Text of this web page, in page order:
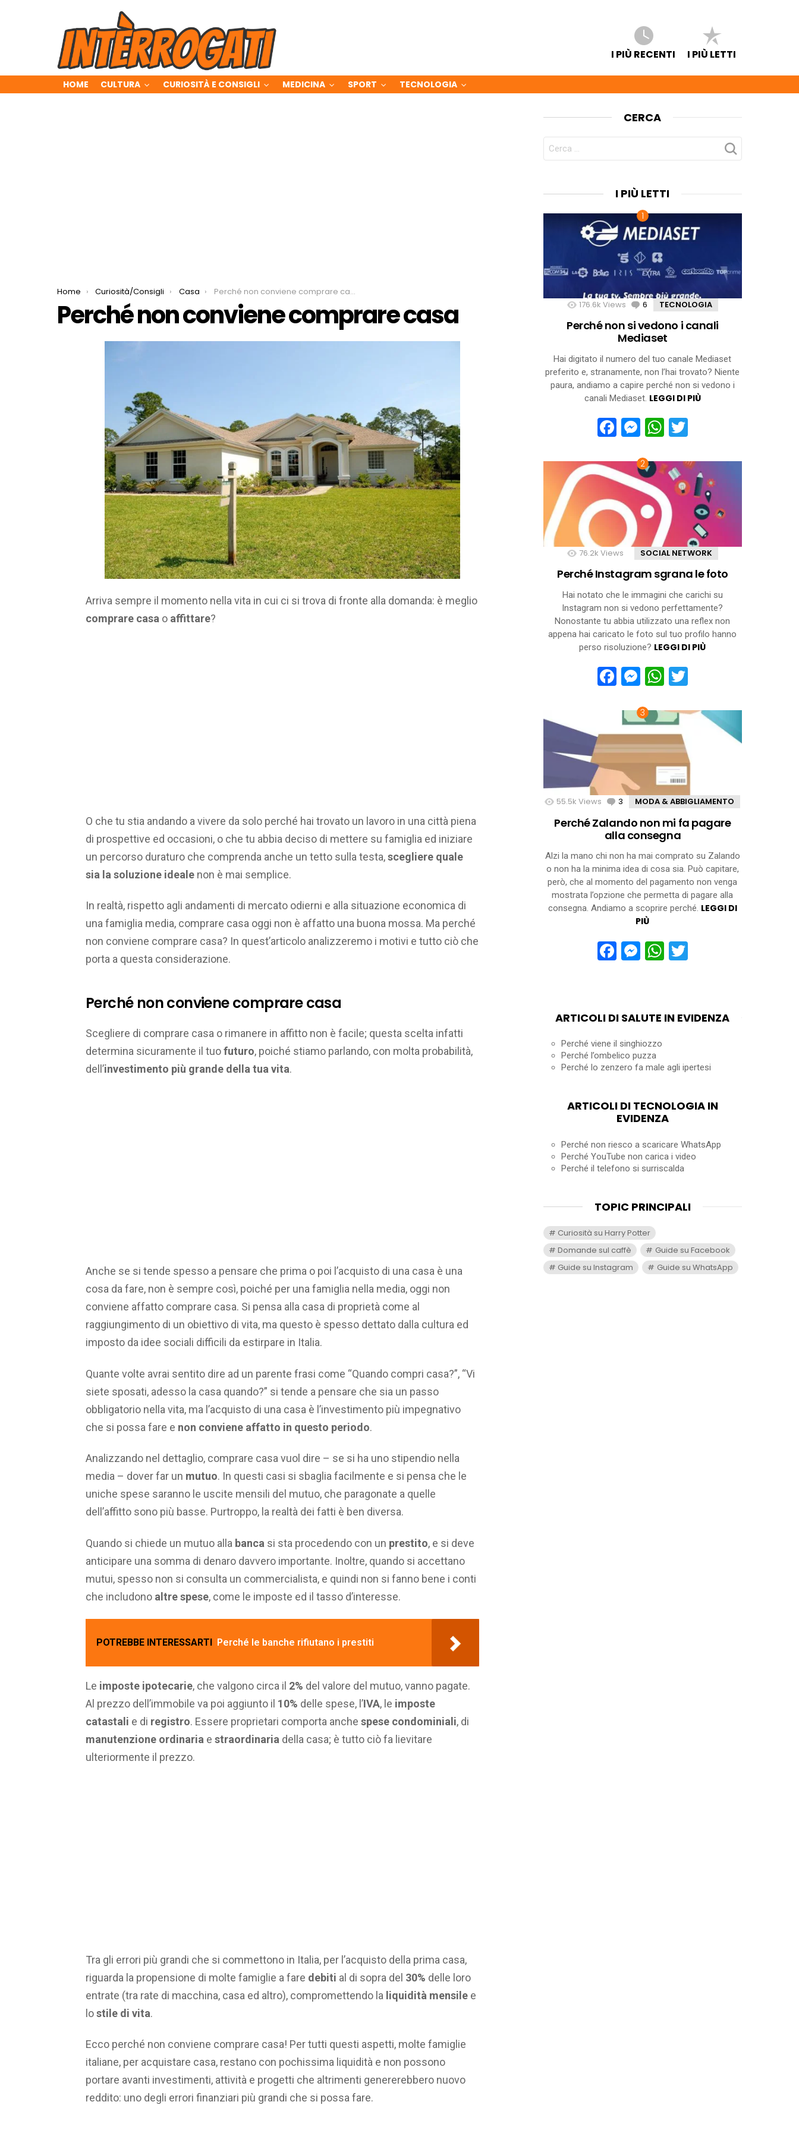
I PIÙ RECENTI I PIÙ LETTI
HOME CULTURA CURIOSITÀ E CONSIGLI MEDICINA SPORT TECNOLOGIA
You are here:
Home Curiosità/Consigli Casa Perché non conviene comprare casa
Perché non conviene comprare casa
Arriva sempre il momento nella vita in cui ci si trova di fronte alla domanda: è meglio
comprare casa o affittare?
O che tu stia andando a vivere da solo perché hai trovato un lavoro in una città piena
di prospettive ed occasioni, o che tu abbia deciso di mettere su famiglia ed iniziare
un percorso duraturo che comprenda anche un tetto sulla testa,scegliere quale
sia la soluzione ideale non è mai semplice.
In realtà, rispetto agli andamenti di mercato odierni e alla situazione economica di
una famiglia media, comprare casa oggi non è affatto una buona mossa. Ma perché
non conviene comprare casa? In quest’articolo analizzeremo i motivi e tutto ciò che
porta a questa considerazione.
Perché non conviene comprare casa
Scegliere di comprare casa o rimanere in affitto non è facile; questa scelta infatti
determina sicuramente il tuofuturo, poiché stiamo parlando, con molta probabilità,
dell’investimento più grande della tua vita.
Anche se si tende spesso a pensare che prima o poi l’acquisto di una casa è una
cosa da fare, non è sempre così, poiché per una famiglia nella media, oggi non
conviene affatto comprare casa. Si pensa alla casa di proprietà come al
raggiungimento di un obiettivo di vita, ma questo è spesso dettato dalla cultura ed
imposto da idee sociali difficili da estirpare in Italia.
Quante volte avrai sentito dire ad un parente frasi come “Quando compri casa?”, “Vi
siete sposati, adesso la casa quando?” si tende a pensare che sia un passo
obbligatorio nella vita, ma l’acquisto di una casa è l’investimento più impegnativo
che si possa fare e non conviene affatto in questo periodo.
Analizzando nel dettaglio, comprare casa vuol dire – se si ha uno stipendio nella
media – dover far un mutuo. In questi casi si sbaglia facilmente e si pensa che le
uniche spese saranno le uscite mensili del mutuo, che paragonate a quelle
dell’affitto sono più basse. Purtroppo, la realtà dei fatti è ben diversa.
Quando si chiede un mutuo alla banca si sta procedendo con un prestito, e si deve
anticipare una somma di denaro davvero importante. Inoltre, quando si accettano
mutui, spesso non si consulta un commercialista, e quindi non si fanno bene i conti
che includono altre spese, come le imposte ed il tasso d’interesse.
POTREBBE INTERESSARTI Perché le banche rifiutano i prestiti
Le imposte ipotecarie, che valgono circa il 2% del valore del mutuo, vanno pagate.
Al prezzo dell’immobile va poi aggiunto il 10% delle spese, l’IVA, le imposte
catastali e di registro. Essere proprietari comporta anche spese condominiali, di
manutenzione ordinaria e straordinaria della casa; è tutto ciò fa lievitare
ulteriormente il prezzo.
Tra gli errori più grandi che si commettono in Italia, per l’acquisto della prima casa,
riguarda la propensione di molte famiglie a fare debiti al di sopra del 30% delle loro
entrate (tra rate di macchina, casa ed altro), compromettendo la liquidità mensile e
lostile di vita.
Ecco perché non conviene comprare casa! Per tutti questi aspetti, molte famiglie
italiane, per acquistare casa, restano con pochissima liquidità e non possono
portare avanti investimenti, attività e progetti che altrimenti genererebbero nuovo
reddito: uno degli errori finanziari più grandi che si possa fare.
CERCA
CERCA
PER:
I PIÙ LETTI
176.6k Views 6 Comments
TECNOLOGIA
Perché non si vedono i canali
Mediaset
Hai digitato il numero del tuo canale Mediaset
preferito e, stranamente, non l’hai trovato? Niente
paura, andiamo a capire perché non si vedono i
canali Mediaset. LEGGI DI PIÙ
Facebook
Messenger
WhatsApp
76.2k Views SOCIAL NETWORK
Perché Instagram sgrana le foto
Hai notato che le immagini che carichi su
Instagram non si vedono perfettamente?
Nonostante tu abbia utilizzato una reflex non
appena hai caricato le foto sul tuo profilo hanno
perso risoluzione? LEGGI DI PIÙ
Facebook
Messenger
WhatsApp
Twitter
55.5k Views 3 Comments
MODA & ABBIGLIAMENTO
Perché Zalando non mi fa pagare
alla consegna
Alzi la mano chi non ha mai comprato su Zalando
o non ha la minima idea di cosa sia. Può capitare,
però, che al momento del pagamento non venga
mostrata l’opzione che permetta di pagare alla
consegna. Andiamo a scoprire perché. LEGGI DI
PIÙ
Facebook
Messenger
WhatsApp
Twitter
ARTICOLI DI SALUTE IN EVIDENZA
Perché viene il singhiozzo
Perché l’ombelico puzza
Perché lo zenzero fa male agli ipertesi
ARTICOLI DI TECNOLOGIA IN
EVIDENZA
Perché non riesco a scaricare WhatsApp
Perché YouTube non carica i video
Perché il telefono si surriscalda
TOPIC PRINCIPALI
Curiosità su Harry Potter
Domande sul caffè
Guide su Facebook
Guide su Instagram
Guide su WhatsApp